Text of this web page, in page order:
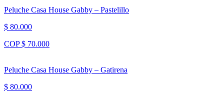
Peluche Casa House Gabby – Pastelillo
$ 80.000
COP $ 70.000
Peluche Casa House Gabby – Gatirena
$ 80.000